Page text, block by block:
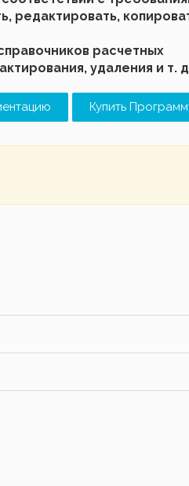
редактировать,
расчетных
удаления и т.
Купить